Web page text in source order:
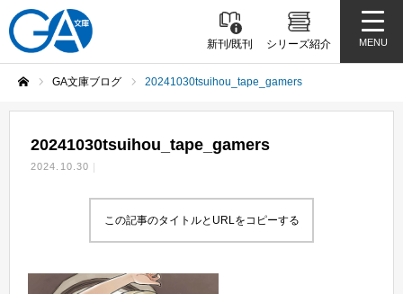
新刊/既刊 シリーズ紹介 MENU
GA文庫ブログ 20241030tsuihou_tape_gamers
20241030tsuihou_tape_gamers
2024.10.30
この記事のタイトルとURLをコピーする